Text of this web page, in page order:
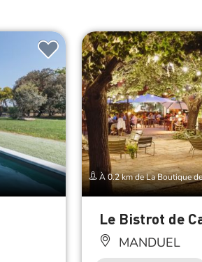
À 0.2 km de La Boutique
Le Bistrot de
MANDUEL